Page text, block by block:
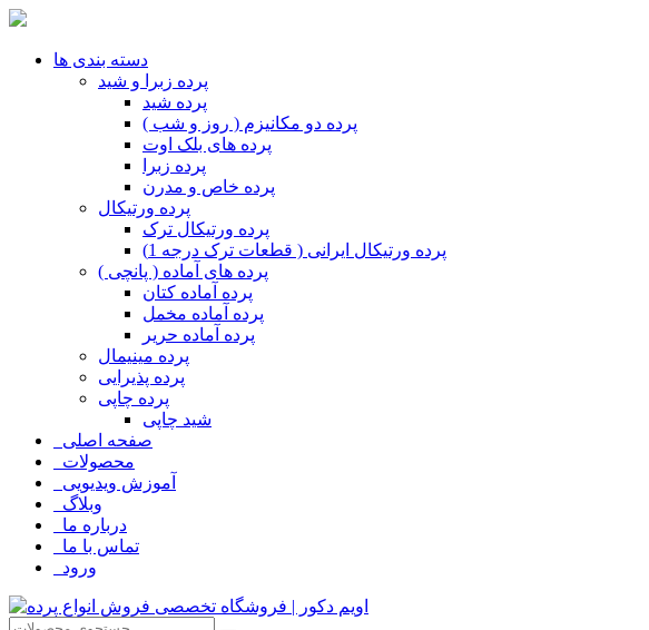
دسته بندی ها
پرده زبرا و شید
پرده شید
پرده دو مکانیزم ( روز و شب )
پرده های بلک اوت
پرده زبرا
پرده خاص و مدرن
پرده ورتیکال
پرده ورتیکال ترک
پرده ورتیکال ایرانی ( قطعات ترک درجه 1)
پرده های آماده ( پانچی )
پرده آماده کتان
پرده آماده مخمل
پرده آماده حریر
پرده مینیمال
پرده پذیرایی
پرده چاپی
شید چاپی
صفحه اصلی
محصولات
آموزش ویدیویی
وبلاگ
درباره ما
تماس با ما
ورود